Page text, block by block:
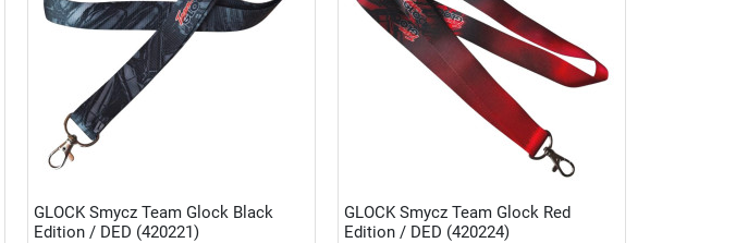
GLOCK Smycz Team Glock Black
Edition / DED (420221)
GLOCK Smycz Team Glock Red
Edition / DED (420224)